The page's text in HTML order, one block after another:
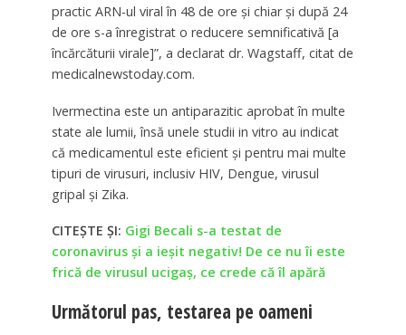
practic ARN-ul viral în 48 de ore și chiar și după 24
de ore s-a înregistrat o reducere semnificativă [a
încărcăturii virale]”, a declarat dr. Wagstaff, citat de
medicalnewstoday.com.
Ivermectina este un antiparazitic aprobat în multe
state ale lumii, însă unele studii in vitro au indicat
că medicamentul este eficient și pentru mai multe
tipuri de virusuri, inclusiv HIV, Dengue, virusul
gripal și Zika.
CITEȘTE ȘI: Gigi Becali s-a testat de
coronavirus și a ieșit negativ! De ce nu îi este
frică de virusul ucigaș, ce crede că îl apără
Următorul pas, testarea pe oameni